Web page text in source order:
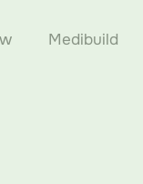
Medibuild